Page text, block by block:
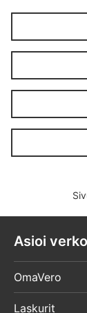
Asioi
OmaVero
Laskurit